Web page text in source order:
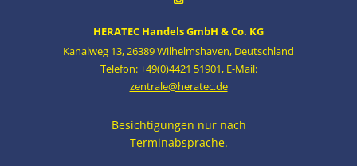
HERATEC Handels GmbH & Co. KG
Kanalweg 13,26389 Wilhelmshaven, Deutschland
Telefon: +49(0)4421 51901, E-Mail:
zentrale@heratec.de
Besichtigungen nur nach
Terminabsprache.